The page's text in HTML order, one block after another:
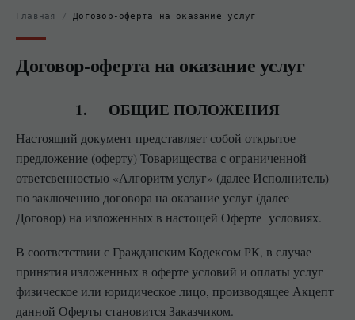
Главная /Договор-оферта на оказание услуг
Договор-оферта на оказание услуг
1. ОБЩИЕ ПОЛОЖЕНИЯ
Настоящий документ представляет собой открытое
предложение (оферту) Товарищества с ограниченной
ответсвенностью «Алгоритм услуг» (далее Исполнитель)
по заключению договора на оказание услуг (далее
Договор) на изложенных в настощей Оферте условиях.
В соответствии с Гражданским Кодексом РК, в случае
принятия изложенных в оферте условий и оплаты услуг
физическое или юридическое лицо, производящее Акцепт
данной Оферты становится Заказчиком.